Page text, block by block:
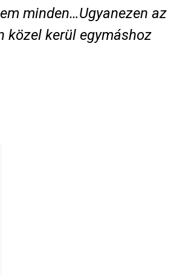
minden…Ugyanezen az
közel kerül egymáshoz